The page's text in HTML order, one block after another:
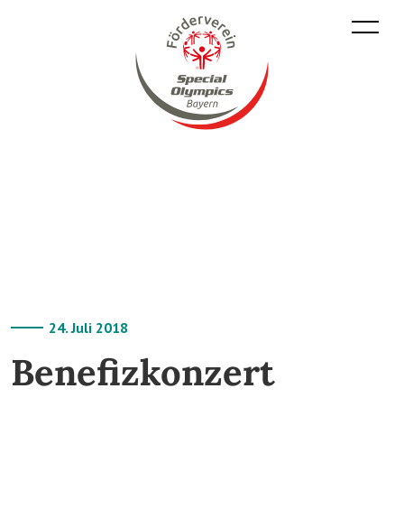
24. Juli 2018
Benefizkonzert